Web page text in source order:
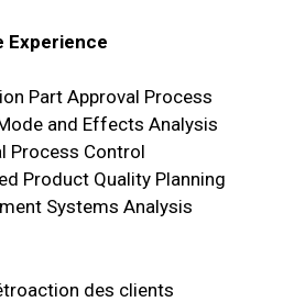
Experience
Part Approval Process
and Effects Analysis
Process Control
Product Quality Planning
Systems Analysis
des clients